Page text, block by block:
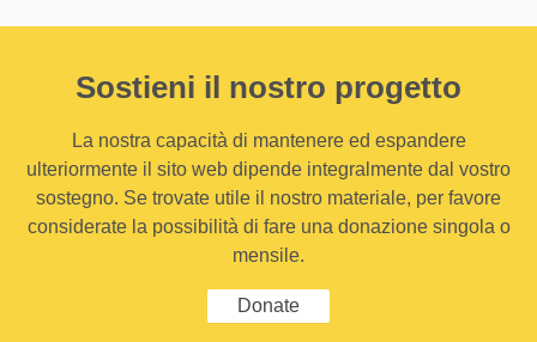
Sostieni il nostro progetto
La nostra capacità di mantenere ed espandere
ulteriormente il sito web dipende integralmente dal vostro
sostegno. Se trovate utile il nostro materiale, per favore
considerate la possibilità di fare una donazione singola o
mensile.
Donate